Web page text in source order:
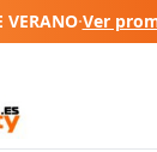
VERANO·Ver